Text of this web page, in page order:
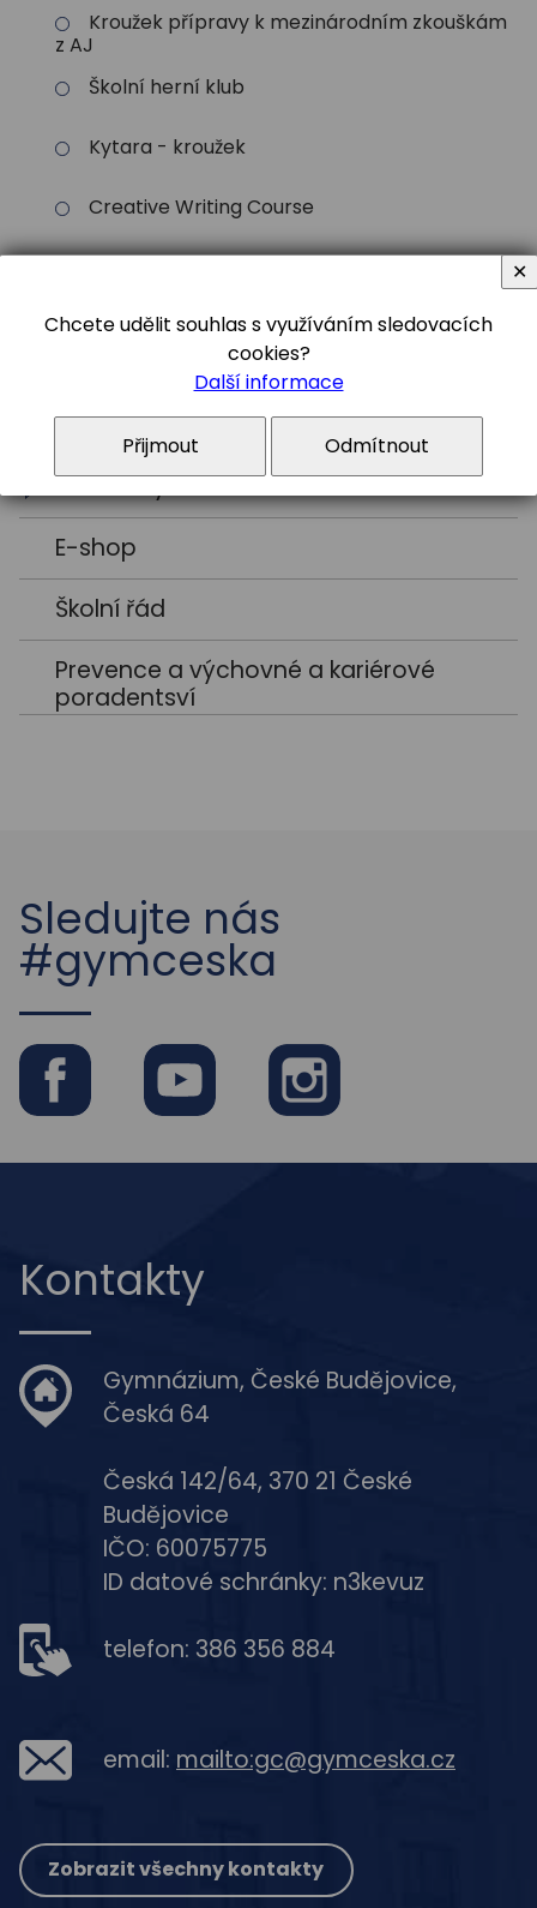
Kroužek přípravy k mezinárodním zkouškám
z AJ
Školní herní klub
Kytara - kroužek
Creative Writing Course
Harmonogram školního roku
Organizace školního roku 2025/2026
(MŠMT)
Předměty
Představení předmětů v aplikaci SWAY
Humanitní
Přírodovědné
E-shop
Školní řád
Prevence a výchovné a kariérové
poradentsví
Sledujte nás
#gymceska
Kontakty
Gymnázium, České Budějovice,
Česká 64
Česká 142/64, 370 21 České
Budějovice
IČO: 60075775
ID datové schránky: n3kevuz
telefon: 386 356 884
email: mailto:gc@gymceska.cz
Zobrazit všechny kontakty
Chcete udělit souhlas s využíváním sledovacích
cookies?
Další informace
Přijmout Odmítnout
✕